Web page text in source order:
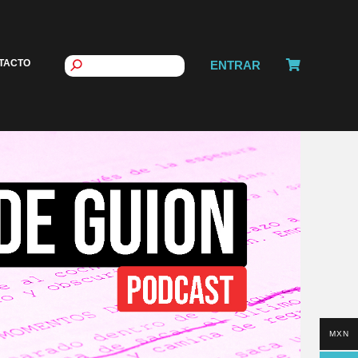
ENTRAR
MXN